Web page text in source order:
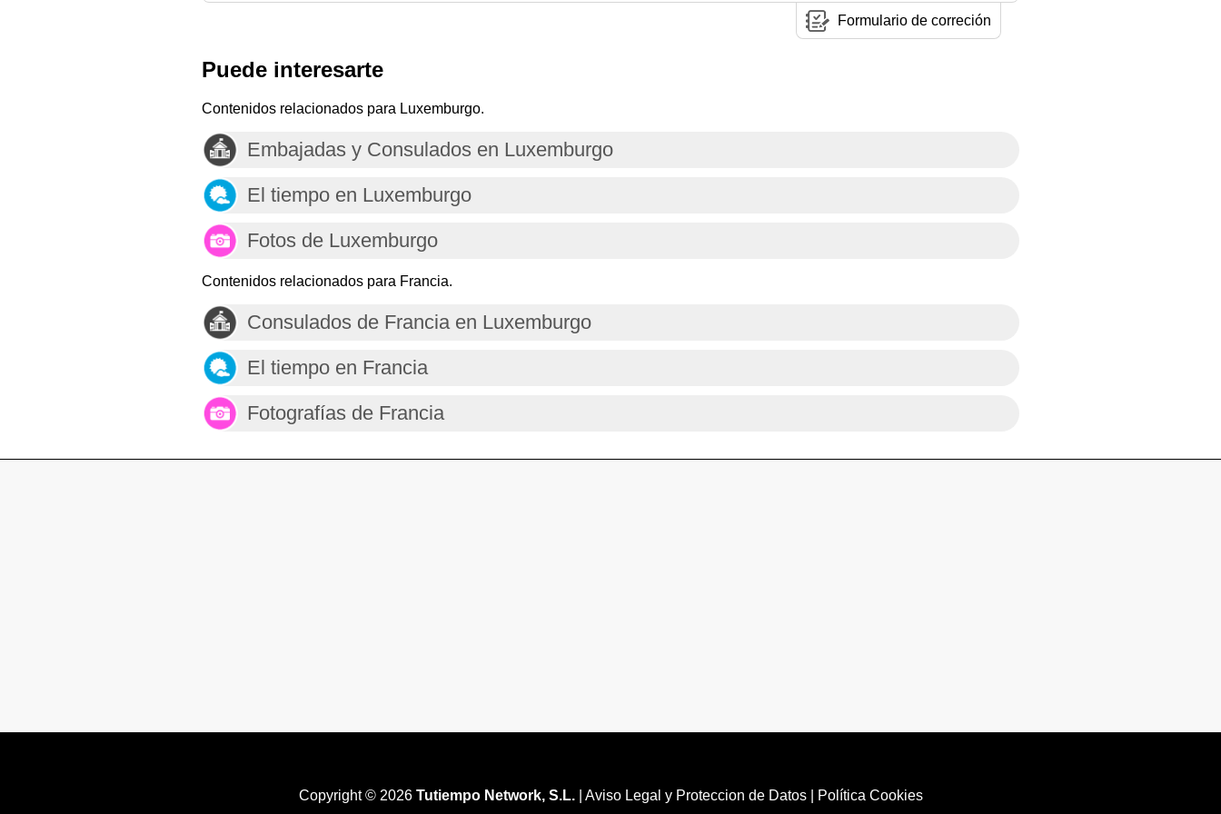
Formulario de correción
Puede interesarte
Contenidos relacionados para Luxemburgo.
Embajadas y Consulados en Luxemburgo
El tiempo en Luxemburgo
Fotos de Luxemburgo
Contenidos relacionados para Francia.
Consulados de Francia en Luxemburgo
El tiempo en Francia
Fotografías de Francia
Copyright © 2026 Tutiempo Network, S.L.| Aviso Legal y Proteccion de Datos| Política Cookies